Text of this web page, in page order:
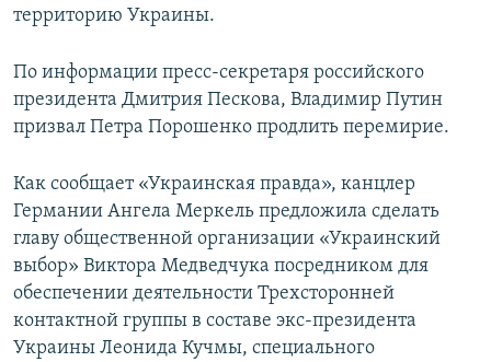
территорию Украины.
По информации пресс-секретаря российского
президента Дмитрия Пескова, Владимир Путин
призвал Петра Порошенко продлить перемирие.
Как сообщает «Украинская правда», канцлер
Германии Ангела Меркель предложила сделать
главу общественной организации «Украинский
выбор» Виктора Медведчука посредником для
обеспечении деятельности Трехсторонней
контактной группы в составе экс-президента
Украины Леонида Кучмы, специального